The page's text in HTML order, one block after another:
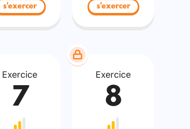
s'exercer s'exercer
Exercice
7
Exercice
8